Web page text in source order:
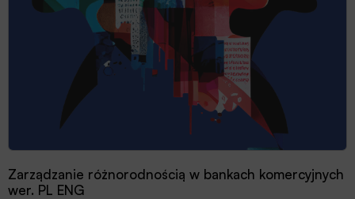
Zarządzanie różnorodnością w bankach komercyjnych
wer. PL ENG